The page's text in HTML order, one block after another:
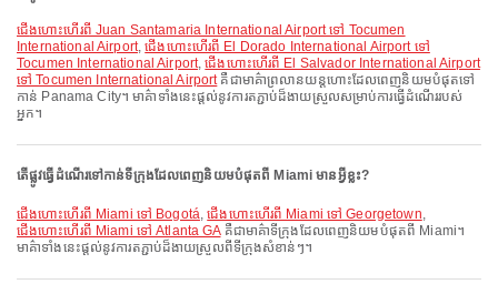
ជើងហោះហើរពី Juan Santamaria International Airport ទៅ Tocumen
International Airport,ជើងហោះហើរពី El Dorado International Airport ទៅ
Tocumen International Airport,ជើងហោះហើរពី El Salvador International Airport
ទៅ Tocumen International Airportគឺជាមាគ៌ាព្រលានយន្តហោះដែលពេញនិយមបំផុតទៅ
កាន់ Panama City។ មាគ៌ាទាំងនេះផ្តល់នូវការតភ្ជាប់ដ៏ងាយស្រួលសម្រាប់ការធ្វើដំណើររបស់
អ្នក។
តើផ្លូវធ្វើដំណើរទៅកាន់ទីក្រុងដែលពេញនិយមបំផុតពី Miami មានអ្វីខ្លះ?
ជើងហោះហើរពី Miami ទៅ Bogotá,ជើងហោះហើរពី Miami ទៅ Georgetown,
ជើងហោះហើរពី Miami ទៅ Atlanta GAគឺជាមាគ៌ាទីក្រុងដែលពេញនិយមបំផុតពី Miami។
មាគ៌ាទាំងនេះផ្តល់នូវការតភ្ជាប់ដ៏ងាយស្រួលពីទីក្រុងសំខាន់ៗ។